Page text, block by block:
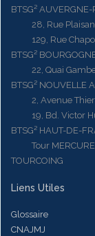
BTSG²
28, Rue
129, Rue
BTSG²
22, Quai
BTSG² NOUVELLE
2, Avenue Thiers
19, Bd. Victor
BTSG² HAUT-DE-
Tour MERCURE
TOURCOING
Liens Utiles
Glossaire
CNAJMJ